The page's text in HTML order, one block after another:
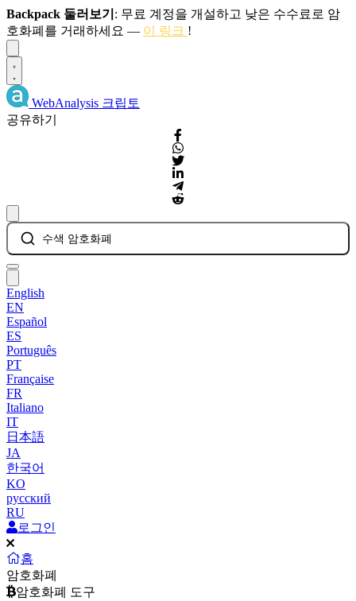
Backpack 둘러보기 : 무료 계정을 개설하고 낮은 수수료로 암
호화폐를 거래하세요 — 이 링크 !
WebAnalysis 크립토
공유하기
수색 암호화폐
English
EN
Español
ES
Português
PT
Française
FR
Italiano
IT
日本語
JA
한국어
KO
русский
RU
로그인
홈
암호화폐
암호화폐 도구